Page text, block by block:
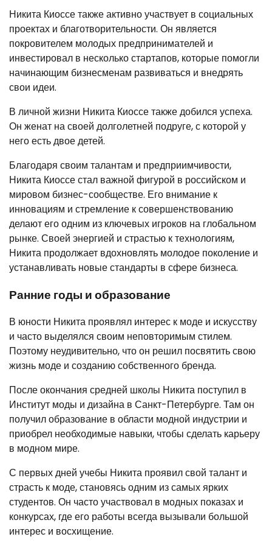
Никита Киоссе также активно участвует в социальных
проектах и благотворительности. Он является
покровителем молодых предпринимателей и
инвестировал в несколько стартапов, которые помогли
начинающим бизнесменам развиваться и внедрять
свои идеи.
В личной жизни Никита Киоссе также добился успеха.
Он женат на своей долголетней подруге, с которой у
него есть двое детей.
Благодаря своим талантам и предприимчивости,
Никита Киоссе стал важной фигурой в российском и
мировом бизнес-сообществе. Его внимание к
инновациям и стремление к совершенствованию
делают его одним из ключевых игроков на глобальном
рынке. Своей энергией и страстью к технологиям,
Никита продолжает вдохновлять молодое поколение и
устанавливать новые стандарты в сфере бизнеса.
Ранние годы и образование
В юности Никита проявлял интерес к моде и искусству
и часто выделялся своим неповторимым стилем.
Поэтому неудивительно, что он решил посвятить свою
жизнь моде и созданию собственного бренда.
После окончания средней школы Никита поступил в
Институт моды и дизайна в Санкт-Петербурге. Там он
получил образование в области модной индустрии и
приобрел необходимые навыки, чтобы сделать карьеру
в модном мире.
С первых дней учебы Никита проявил свой талант и
страсть к моде, становясь одним из самых ярких
студентов. Он часто участвовал в модных показах и
конкурсах, где его работы всегда вызывали большой
интерес и восхищение.